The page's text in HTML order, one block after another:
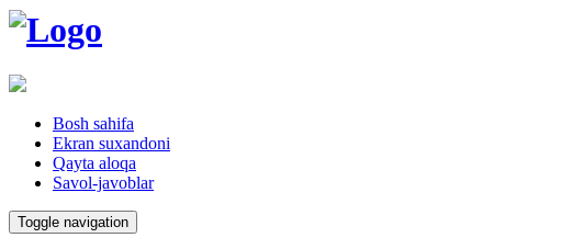
Bosh sahifa
Ekran suxandoni
Qayta aloqa
Savol-javoblar
Toggle navigation